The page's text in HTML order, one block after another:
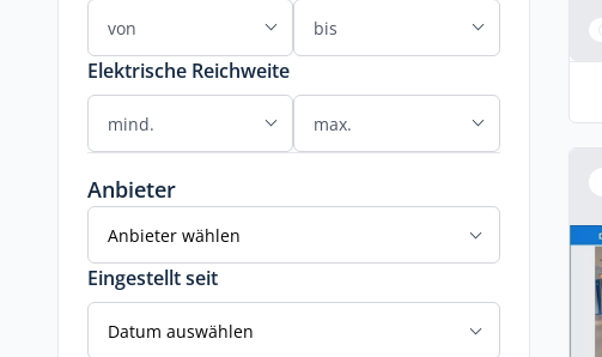
Elektrische Reichweite
Anbieter
Anbieter wählen
Eingestellt seit
Datum auswählen